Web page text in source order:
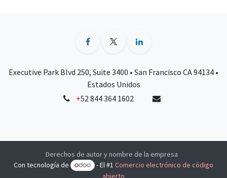
Executive Park Blvd 250, Suite 3400 • San Francisco CA 94134 •
Estados Unidos
+52 844 364 1602
Derechos de autor y nombre de la empresa
Con tecnología de
- El #1Comercio electrónico de código
abierto